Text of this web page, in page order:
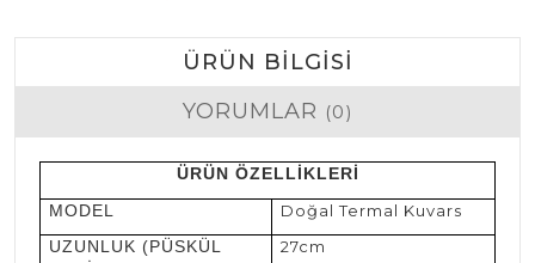
ÜRÜN BILGISI
YORUMLAR (0)
ÜRÜN ÖZELLİKLERİ
MODEL
Doğal Termal Kuvars
UZUNLUK (PÜSKÜL
27cm